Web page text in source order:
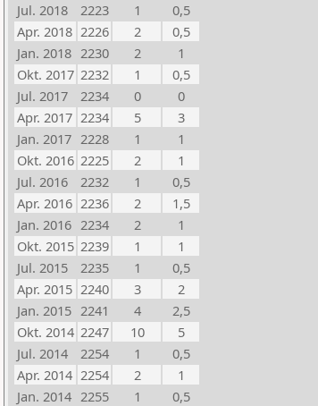
Jul. 2018
2223 1
0,5
Apr. 2018 2226 2
0,5
Jan. 2018 2230 2
1
Okt. 2017 2232 1
0,5
Jul. 2017
2234 0
0
Apr. 2017 2234 5
3
Jan. 2017 2228 1
1
Okt. 2016 2225 2
1
Jul. 2016
2232 1
0,5
Apr. 2016 2236 2
1,5
Jan. 2016 2234 2
1
Okt. 2015 2239 1
1
Jul. 2015
2235 1
0,5
Apr. 2015 2240 3
2
Jan. 2015 2241 4
2,5
Okt. 2014 2247 10
5
Jul. 2014
2254 1
0,5
Apr. 2014 2254 2
1
Jan. 2014 2255 1
0,5